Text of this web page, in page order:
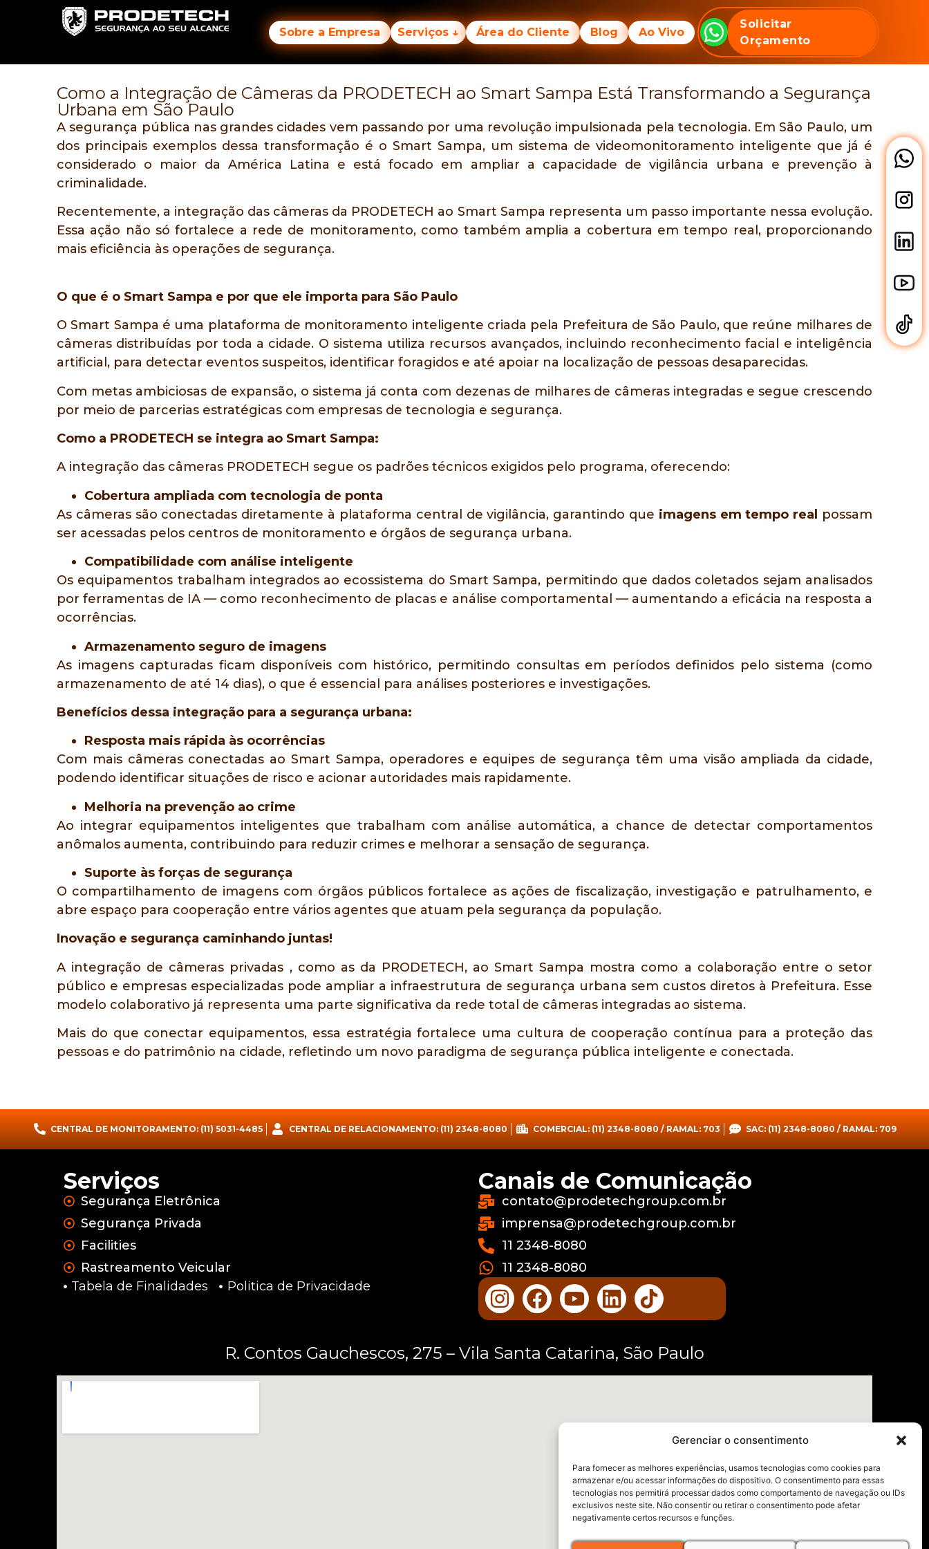
Gerenciar o consentimento
Para fornecer as melhores experiências, usamos tecnologias como cookies para
armazenar e/ou acessar informações do dispositivo. O consentimento para essas
tecnologias nos permitirá processar dados como comportamento de navegação ou IDs
exclusivos neste site. Não consentir ou retirar o consentimento pode afetar
negativamente certos recursos e funções.
Sobre a Empresa Serviços ↓ Área do Cliente Blog Ao Vivo
Solicitar
Orçamento
Sobre a Empresa Serviços ↓ area do cliente Blog
Como a Integração de Câmeras da PRODETECH ao Smart Sampa Está Transformando a Segurança
Urbana em São Paulo
A segurança pública nas grandes cidades vem passando por uma revolução impulsionada pela tecnologia. Em São Paulo, um
dos principais exemplos dessa transformação é o Smart Sampa, um sistema de videomonitoramento inteligente que já é
considerado o maior da América Latina e está focado em ampliar a capacidade de vigilância urbana e prevenção à
criminalidade.
Recentemente, a integração das câmeras da PRODETECH ao Smart Sampa representa um passo importante nessa evolução.
Essa ação não só fortalece a rede de monitoramento, como também amplia a cobertura em tempo real, proporcionando
mais eficiência às operações de segurança.
O que é o Smart Sampa e por que ele importa para São Paulo
O Smart Sampa é uma plataforma de monitoramento inteligente criada pela Prefeitura de São Paulo, que reúne milhares de
câmeras distribuídas por toda a cidade. O sistema utiliza recursos avançados, incluindo reconhecimento facial e inteligência
artificial, para detectar eventos suspeitos, identificar foragidos e até apoiar na localização de pessoas desaparecidas.
Com metas ambiciosas de expansão, o sistema já conta com dezenas de milhares de câmeras integradas e segue crescendo
por meio de parcerias estratégicas com empresas de tecnologia e segurança.
Como a PRODETECH se integra ao Smart Sampa:
A integração das câmeras PRODETECH segue os padrões técnicos exigidos pelo programa, oferecendo:
Cobertura ampliada com tecnologia de ponta
As câmeras são conectadas diretamente à plataforma central de vigilância, garantindo que imagens em tempo real
possam
ser acessadas pelos centros de monitoramento e órgãos de segurança urbana.
Compatibilidade com análise inteligente
Os equipamentos trabalham integrados ao ecossistema do Smart Sampa, permitindo que dados coletados sejam analisados
por ferramentas de IA — como reconhecimento de placas e análise comportamental — aumentando a eficácia na resposta a
ocorrências.
Armazenamento seguro de imagens
As imagens capturadas ficam disponíveis com histórico, permitindo consultas em períodos definidos pelo sistema (como
armazenamento de até 14 dias), o que é essencial para análises posteriores e investigações.
Benefícios dessa integração para a segurança urbana:
Resposta mais rápida às ocorrências
Com mais câmeras conectadas ao Smart Sampa, operadores e equipes de segurança têm uma visão ampliada da cidade,
podendo identificar situações de risco e acionar autoridades mais rapidamente.
Melhoria na prevenção ao crime
Ao integrar equipamentos inteligentes que trabalham com análise automática, a chance de detectar comportamentos
anômalos aumenta, contribuindo para reduzir crimes e melhorar a sensação de segurança.
Suporte às forças de segurança
O compartilhamento de imagens com órgãos públicos fortalece as ações de fiscalização, investigação e patrulhamento, e
abre espaço para cooperação entre vários agentes que atuam pela segurança da população.
Inovação e segurança caminhando juntas!
A integração de câmeras privadas , como as da PRODETECH, ao Smart Sampa mostra como a colaboração entre o setor
público e empresas especializadas pode ampliar a infraestrutura de segurança urbana sem custos diretos à Prefeitura. Esse
modelo colaborativo já representa uma parte significativa da rede total de câmeras integradas ao sistema.
Mais do que conectar equipamentos, essa estratégia fortalece uma cultura de cooperação contínua para a proteção das
pessoas e do patrimônio na cidade, refletindo um novo paradigma de segurança pública inteligente e conectada.
CENTRAL DE MONITORAMENTO: (11) 5031-4485 CENTRAL DE RELACIONAMENTO: (11) 2348-8080 COMERCIAL: (11) 2348-8080 / RAMAL: 703 SAC: (11) 2348-8080 / RAMAL: 709
Serviços
Segurança Eletrônica
Segurança Privada
Facilities
Rastreamento Veicular
Tabela de Finalidades
Politica de Privacidade
Canais de Comunicação
contato@prodetechgroup.com.br
imprensa@prodetechgroup.com.br
11 2348-8080
11 2348-8080
R. Contos Gauchescos, 275 – Vila Santa Catarina, São Paulo